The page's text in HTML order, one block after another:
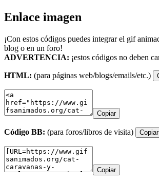
Enlace imagen
¡Con estos códigos puedes integrar el gif
blog o en un foro!
ADVERTENCIA: ¡estos códigos no deben
HTML: (para páginas web/blogs/emails/etc.)
Copiar
Código BB: (para foros/libros de visita) Copiar
Copiar